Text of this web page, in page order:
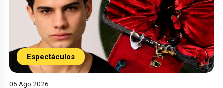
Espectáculos
05 Ago 2026